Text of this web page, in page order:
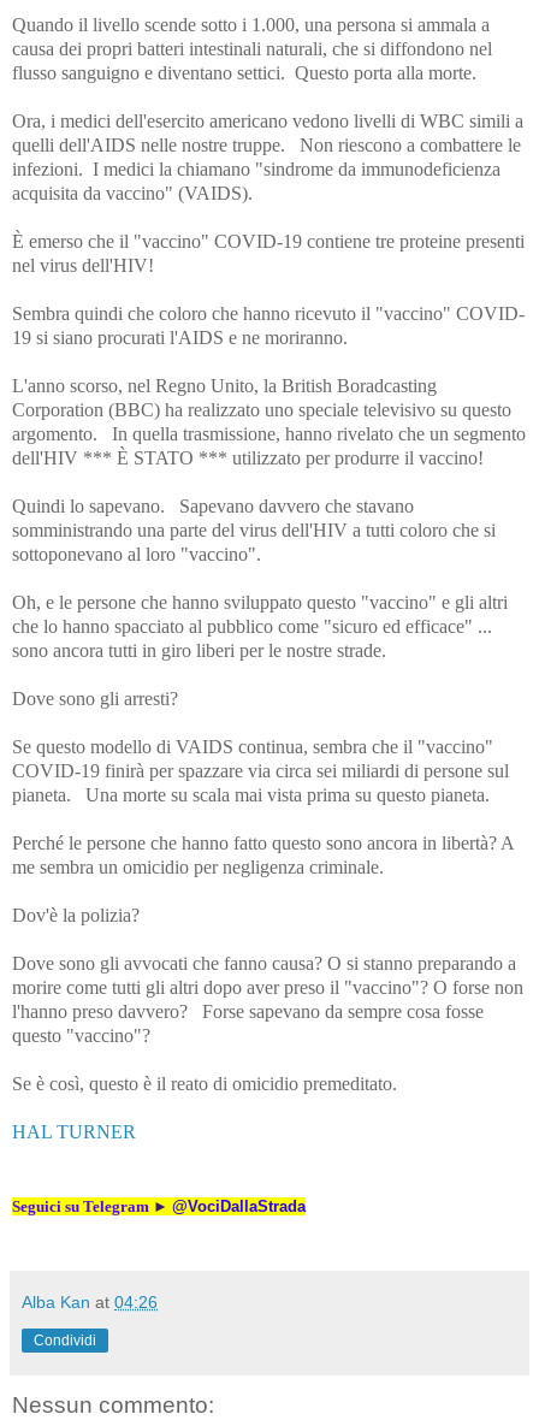
Quando il livello scende sotto i 1.000, una persona si ammala a
causa dei propri batteri intestinali naturali, che si diffondono nel
flusso sanguigno e diventano settici. Questo porta alla morte.
Ora, i medici dell'esercito americano vedono livelli di WBC simili a
quelli dell'AIDS nelle nostre truppe. Non riescono a combattere le
infezioni. I medici la chiamano "sindrome da immunodeficienza
acquisita da vaccino" (VAIDS).
È emerso che il "vaccino" COVID-19 contiene tre proteine presenti
nel virus dell'HIV!
Sembra quindi che coloro che hanno ricevuto il "vaccino" COVID-
19 si siano procurati l'AIDS e ne moriranno.
L'anno scorso, nel Regno Unito, la British Boradcasting
Corporation (BBC) ha realizzato uno speciale televisivo su questo
argomento. In quella trasmissione, hanno rivelato che un segmento
dell'HIV *** È STATO *** utilizzato per produrre il vaccino!
Quindi lo sapevano. Sapevano davvero che stavano
somministrando una parte del virus dell'HIV a tutti coloro che si
sottoponevano al loro "vaccino".
Oh, e le persone che hanno sviluppato questo "vaccino" e gli altri
che lo hanno spacciato al pubblico come "sicuro ed efficace" ...
sono ancora tutti in giro liberi per le nostre strade.
Dove sono gli arresti?
Se questo modello di VAIDS continua, sembra che il "vaccino"
COVID-19 finirà per spazzare via circa sei miliardi di persone sul
pianeta. Una morte su scala mai vista prima su questo pianeta.
Perché le persone che hanno fatto questo sono ancora in libertà? A
me sembra un omicidio per negligenza criminale.
Dov'è la polizia?
Dove sono gli avvocati che fanno causa? O si stanno preparando a
morire come tutti gli altri dopo aver preso il "vaccino"? O forse non
l'hanno preso davvero? Forse sapevano da sempre cosa fosse
questo "vaccino"?
Se è così, questo è il reato di omicidio premeditato.
HAL TURNER
Seguici su Telegram ► @VociDallaStrada
Alba Kan at 04:26
Condividi
Nessun commento: